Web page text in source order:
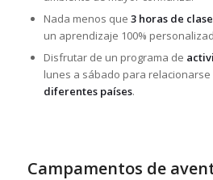
Nada menos que 3 horas de
un aprendizaje 100%
Disfrutar de un programa de
lunes a sábado para relacionarse
diferentes países.
Campamentos de